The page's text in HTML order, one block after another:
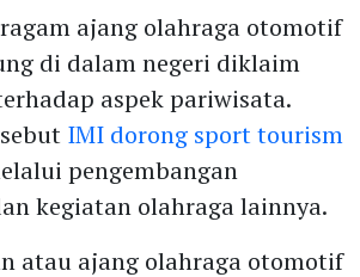
ajang olahraga otomotif
di dalam negeri diklaim
aspek pariwisata.
IMI dorong sport tourism
pengembangan
kegiatan olahraga lainnya.
atau ajang olahraga otomotif